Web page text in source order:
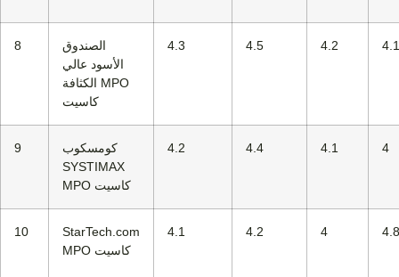
8
الصندوق
الأسود عالي
الكثافة MPO
كاسيت
4.3 4.5 4.2 4.1
9
كومسكوب
SYSTIMAX
MPO كاسيت
4.2 4.4 4.1 4
10
StarTech.com
MPO كاسيت
4.1 4.2 4 4.8